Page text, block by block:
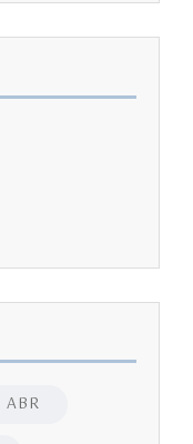
ABR